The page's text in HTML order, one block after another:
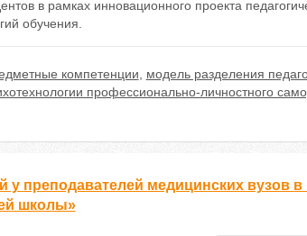
в рамках инновационного проекта
обучения.
компетенции
модель разделения
профессионально-личностного
преподавателей медицинских вузов в
школы»